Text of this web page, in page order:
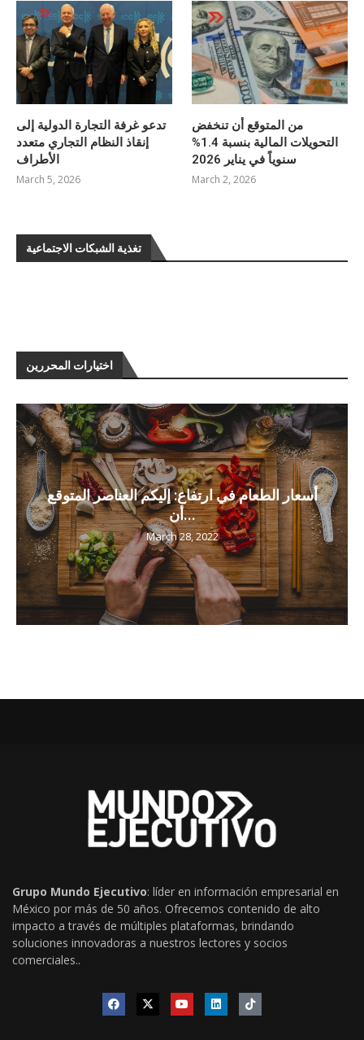
تدعو غرفة التجارة الدولية إلى
إنقاذ النظام التجاري متعدد
الأطراف
March 5, 2026
من المتوقع أن تنخفض
التحويلات المالية بنسبة 1.4%
سنوياً في يناير 2026
March 2, 2026
تغذية الشبكات الاجتماعية
اختيارات المحررين
أسعار الطعام في ارتفاع: إليكم العناصر المتوقع
أن...
March 28, 2022
Grupo Mundo Ejecutivo: líder en información empresarial en
México por más de 50 años. Ofrecemos contenido de alto
impacto a través de múltiples plataformas, brindando
soluciones innovadoras a nuestros lectores y socios
comerciales..